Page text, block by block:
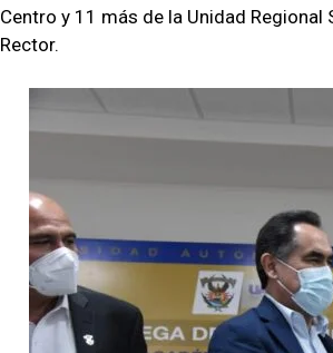
Centro y 11 más de la Unidad
Rector.